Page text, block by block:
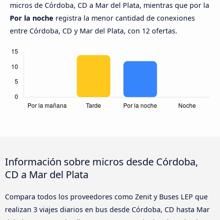
micros de Córdoba, CD a Mar del Plata, mientras que por la
Por la noche registra la menor cantidad de conexiones
entre Córdoba, CD y Mar del Plata, con 12 ofertas.
Información sobre micros desde Córdoba,
CD a Mar del Plata
Compara todos los proveedores como Zenit y Buses LEP que
realizan 3 viajes diarios en bus desde Córdoba, CD hasta Mar